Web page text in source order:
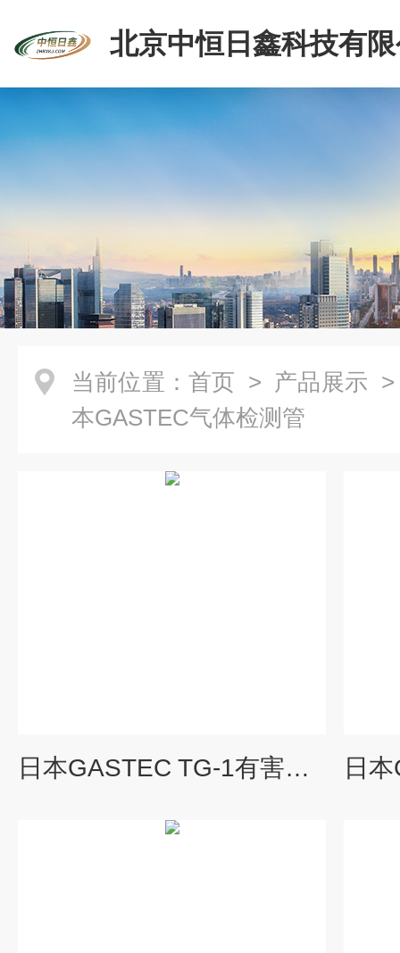
北京中恒日鑫科技有
当前位置： 首页 > 产品展示
本GASTEC气体检测管
日本GASTEC TG-1有害气体检测箱（应急）